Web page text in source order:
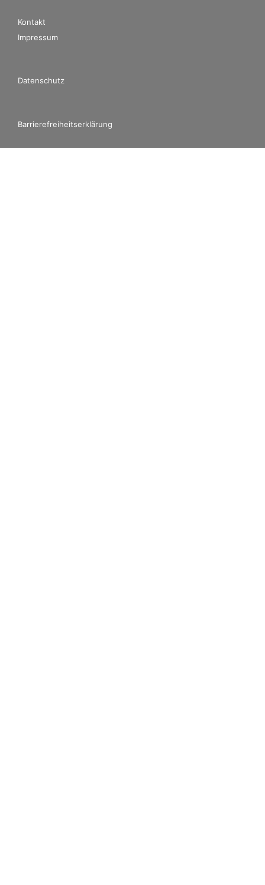
Kontakt
Impressum
Datenschutz
Barrierefreiheitserklärung